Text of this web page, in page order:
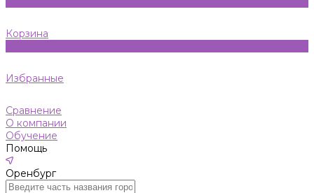
Корзина
Избранные
Сравнение
О компании
Обучение
Помощь
Оренбург